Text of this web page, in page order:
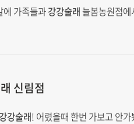
에 가족들과강강술래늘봄농원점에
신림점
강강술래! 어렸을때 한번 가보고 안